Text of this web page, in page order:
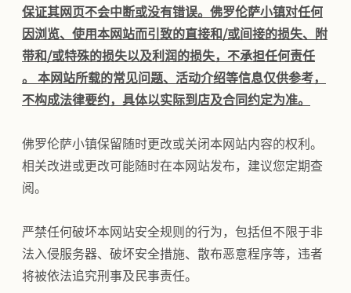
保证其网页不会中断或没有错误。佛罗伦萨小镇对任何
因浏览、使用本网站而引致的直接和/或间接的损失、附
带和/或特殊的损失以及利润的损失，不承担任何责任
。 本网站所载的常见问题、活动介绍等信息仅供参考，
不构成法律要约，具体以实际到店及合同约定为准。
佛罗伦萨小镇保留随时更改或关闭本网站内容的权利。
相关改进或更改可能随时在本网站发布，建议您定期查
阅。
严禁任何破坏本网站安全规则的行为，包括但不限于非
法入侵服务器、破坏安全措施、散布恶意程序等，违者
将被依法追究刑事及民事责任。